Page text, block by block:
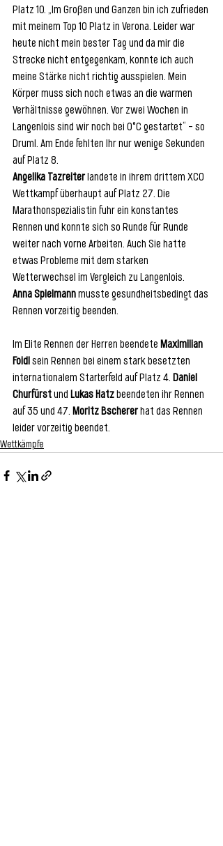
Platz 10. „Im Großen und Ganzen bin ich zufrieden
mit meinem Top 10 Platz in Verona. Leider war
heute nicht mein bester Tag und da mir die
Strecke nicht entgegenkam, konnte ich auch
meine Stärke nicht richtig ausspielen. Mein
Körper muss sich noch etwas an die warmen
Verhältnisse gewöhnen. Vor zwei Wochen in
Langenlois sind wir noch bei 0°C gestartet“ – so
Druml. Am Ende fehlten Ihr nur wenige Sekunden
auf Platz 8.
Angelika Tazreiter landete in ihrem drittem XCO
Wettkampf überhaupt auf Platz 27. Die
Marathonspezialistin fuhr ein konstantes
Rennen und konnte sich so Runde für Runde
weiter nach vorne Arbeiten. Auch Sie hatte
etwas Probleme mit dem starken
Wetterwechsel im Vergleich zu Langenlois.
Anna Spielmann musste gesundheitsbedingt das
Rennen vorzeitig beenden.
Im Elite Rennen der Herren beendete Maximilian
Foidl sein Rennen bei einem stark besetzten
internationalem Starterfeld auf Platz 4. Daniel
Churfürst und Lukas Hatz beendeten ihr Rennen
auf 35 und 47. Moritz Bscherer hat das Rennen
leider vorzeitig beendet.
Wettkämpfe